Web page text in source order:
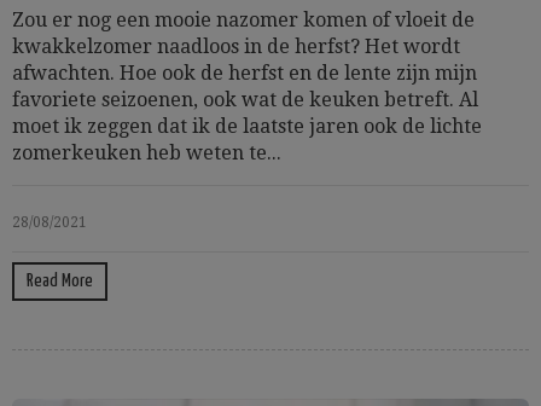
Zou er nog een mooie nazomer komen of vloeit de
kwakkelzomer naadloos in de herfst? Het wordt
afwachten. Hoe ook de herfst en de lente zijn mijn
favoriete seizoenen, ook wat de keuken betreft. Al
moet ik zeggen dat ik de laatste jaren ook de lichte
zomerkeuken heb weten te...
28/08/2021
Read More